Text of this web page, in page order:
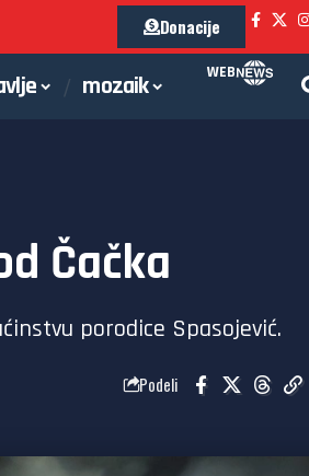
Donacije
mozaik WEB
Čačka
porodice Spasojević.
Podeli